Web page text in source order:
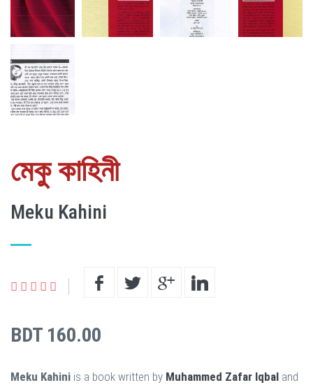
মেকু কাহিনী
Meku Kahini
BDT 160.00
Meku Kahini is a book written by Muhammed Zafar Iqbal and